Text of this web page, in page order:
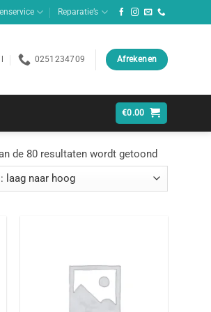
Reparatie’s
0251234709 Afrekenen
€0.00
de 80 resultaten wordt getoondGesorteerd
op